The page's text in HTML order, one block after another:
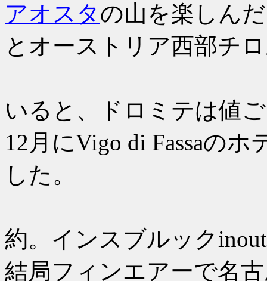
アオスタの山を楽しん
とオーストリア西部チ
いると、ドロミテは値
12月にVigo di Fassaの
した。
約。インスブルック
結局フィンエアーで名